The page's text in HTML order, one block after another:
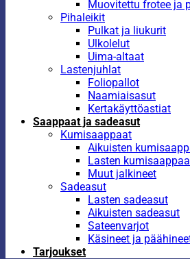
Muovitettu frotee ja
Pihaleikit
Pulkat ja liukurit
Ulkolelut
Uima-altaat
Lastenjuhlat
Foliopallot
Naamiaisasut
Kertakäyttöastiat
Saappaat ja sadeasut
Kumisaappaat
Aikuisten
Lasten
Muut jalkineet
Sadeasut
Lasten sadeasut
Aikuisten sadeasut
Sateenvarjot
Käsineet ja
Tarjoukset